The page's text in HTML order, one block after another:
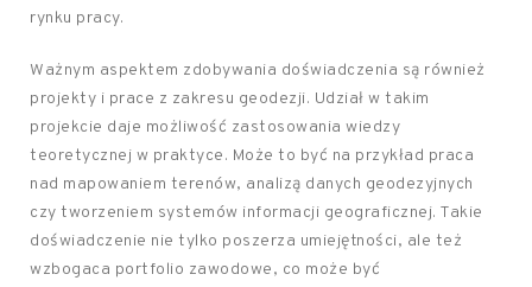
rynku pracy.
Ważnym aspektem zdobywania doświadczenia są również
projekty i prace z zakresu geodezji. Udział w takim
projekcie daje możliwość zastosowania wiedzy
teoretycznej w praktyce. Może to być na przykład praca
nad mapowaniem terenów, analizą danych geodezyjnych
czy tworzeniem systemów informacji geograficznej. Takie
doświadczenie nie tylko poszerza umiejętności, ale też
wzbogaca portfolio zawodowe, co może być